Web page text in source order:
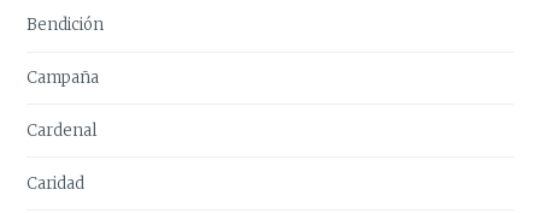
Bendición
Campaña
Cardenal
Caridad